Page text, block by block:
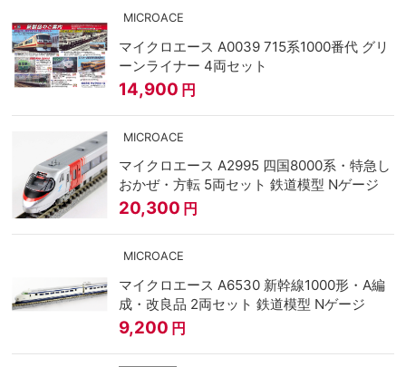
MICROACE
マイクロエース A0039 715系1000番代 グリ
ーンライナー 4両セット
14,900 円
MICROACE
マイクロエース A2995 四国8000系・特急し
おかぜ・方転 5両セット 鉄道模型 Nゲージ
20,300 円
MICROACE
マイクロエース A6530 新幹線1000形・A編
成・改良品 2両セット 鉄道模型 Nゲージ
9,200 円